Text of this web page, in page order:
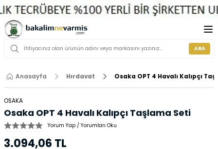
ARA
Anasayfa Hırdavat Osaka OPT 4 Havalı Kalıpçı
OSAKA
Osaka OPT 4 Havalı Kalıpçı Taşlama Seti
Yorum Yap / Yorumları Oku
3.094,06 TL